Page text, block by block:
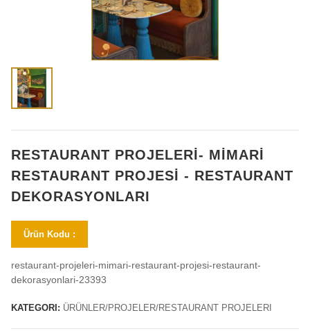
RESTAURANT PROJELERİ- MİMARİ
RESTAURANT PROJESİ - RESTAURANT
DEKORASYONLARI
Ürün Kodu :
restaurant-projeleri-mimari-restaurant-projesi-restaurant-
dekorasyonlari-23393
KATEGORI: ÜRÜNLER/PROJELER/RESTAURANT PROJELERI